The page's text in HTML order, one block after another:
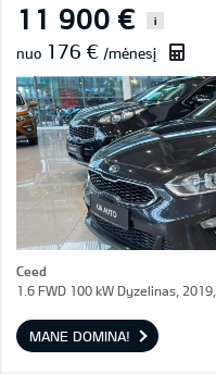
11 900 € i
nuo 176 € /mėnesį
Ceed
1.6 FWD 100 kW Dyzelinas,
MANE DOMINA!